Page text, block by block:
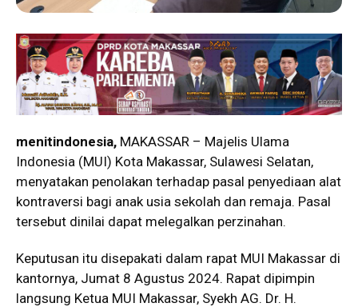
menitindonesia, MAKASSAR – Majelis Ulama
Indonesia (MUI) Kota Makassar, Sulawesi Selatan,
menyatakan penolakan terhadap pasal penyediaan alat
kontraversi bagi anak usia sekolah dan remaja. Pasal
tersebut dinilai dapat melegalkan perzinahan.
Keputusan itu disepakati dalam rapat MUI Makassar di
kantornya, Jumat 8 Agustus 2024. Rapat dipimpin
langsung Ketua MUI Makassar, Syekh AG. Dr. H.